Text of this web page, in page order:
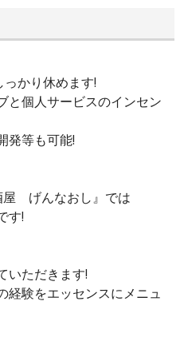
っかり休めます!
と個人サービスのインセン
発等も可能!
屋 げんなおし』では
す!
いただきます!
経験をエッセンスにメニュ